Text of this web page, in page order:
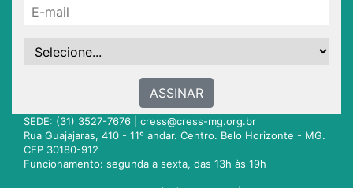
ASSINAR
SEDE: (31) 3527-7676 | cress@cress-mg.org.br
Rua Guajajaras, 410 - 11º andar. Centro. Belo Horizonte - MG.
CEP 30180-912
Funcionamento: segunda a sexta, das 13h às 19h